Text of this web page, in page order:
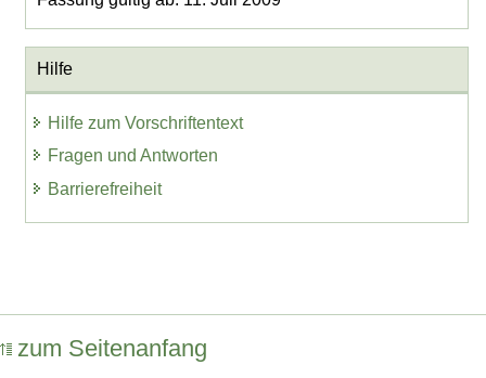
Hilfe
Hilfe zum Vorschriftentext
Fragen und Antworten
Barrierefreiheit
zum Seitenanfang